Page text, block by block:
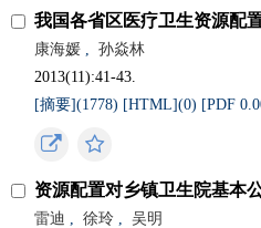
我国各省区医疗卫生资源配
康海媛 ,
孙焱林
2013(11):41-43.
[摘要](1778) [HTML](0) [PDF
资源配置对乡镇卫生院基本
雷迪 , 徐玲 ,
吴明